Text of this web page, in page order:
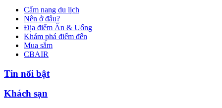
Cẩm nang du lịch
Nên ở đâu?
Địa điểm Ăn & Uống
Khám phá điểm đến
Mua sắm
CBAIR
Tin nổi bật
Khách sạn